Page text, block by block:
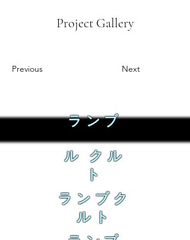
Project Gallery
Previous Next
ランブ
ル クル
ト
ランブク
ルト